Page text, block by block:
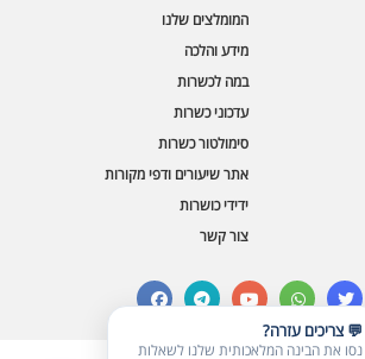
המומלצים שלנו
מידע והלכה
במה לכשרות
עדכוני כשרות
סימולטור כשרות
אתר שיעורים ודפי מקורות
ידידי כושרות
צור קשר
facebooktelegramyoutubewhatsapptwitter
האתר
💬 צריכים עזרה?
נסו את הבינה המלאכותית שלנו לשאלות